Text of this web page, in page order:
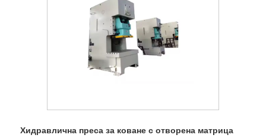
Хидравлична преса за коване с отворена матрица